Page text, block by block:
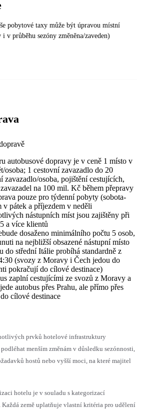
pobytové taxy může být úpravou místní
v průběhu sezóny změněna/zaveden)
autobusové dopravy je v ceně 1 místo v
osoba; 1 cestovní zavazadlo do 20
zavazadlo/osoba, pojištění cestujících,
na 100 mil. Kč během přepravy
pouze pro týdenní pobyty (sobota-
v pátek a příjezdem v neděli
nástupních míst jsou zajištěny při
a více klientů
dosaženo minimálního počtu 5 osob,
na nejbližší obsazené nástupní místo
do střední Itálie probíhá standardně z
(svozy z Moravy i Čech jedou do
pokračují do cílové destinace)
zaplní cestujícími ze svozů z Moravy a
autobus přes Prahu, ale přímo přes
cílové destinace
prvků hotelové infrastruktury
menším změnám v důsledku sezónnosti,
hostů nebo vyšší moci, na které majitel
hotelu je v souladu s kategorizací
země uplatňuje vlastní kritéria pro udělení